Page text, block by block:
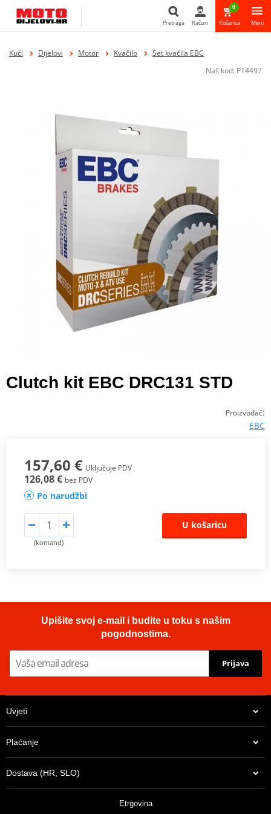
Pretraga Račun
0
Košarica Meni
Kući Dijelovi Motor Kvačilo
Set kvačila EBC
Naš kod: P14497
Clutch kit EBC DRC131 STD
Proizvođač:
EBC
157,60 € Uključuje PDV
126,08 € bez PDV
Po narudžbi
(komand)
U košaricu
Upišite svoj e-mail i budite u toku s našim
pogodnostima.
Prijava
Uvjeti
Plaćanje
Dostava (HR, SLO)
Etrgovina